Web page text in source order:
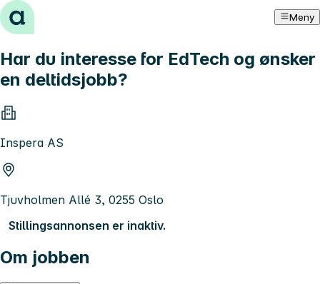
Hopp til innhold Meny
Har du interesse for EdTech og ønsker
en deltidsjobb?
Inspera AS
Tjuvholmen Allé 3, 0255 Oslo
Stillingsannonsen er inaktiv.
Om jobben